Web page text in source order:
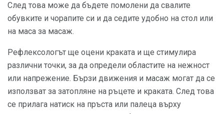
След това може да бъдете помолени да свалите
обувките и чорапите си и да седите удобно на стол или
на маса за масаж.
Рефлексологът ще оцени краката и ще стимулира
различни точки, за да определи областите на нежност
или напрежение. Бързи движения и масаж могат да се
използват за затопляне на ръцете и краката. След това
се прилага натиск на пръста или палеца върху